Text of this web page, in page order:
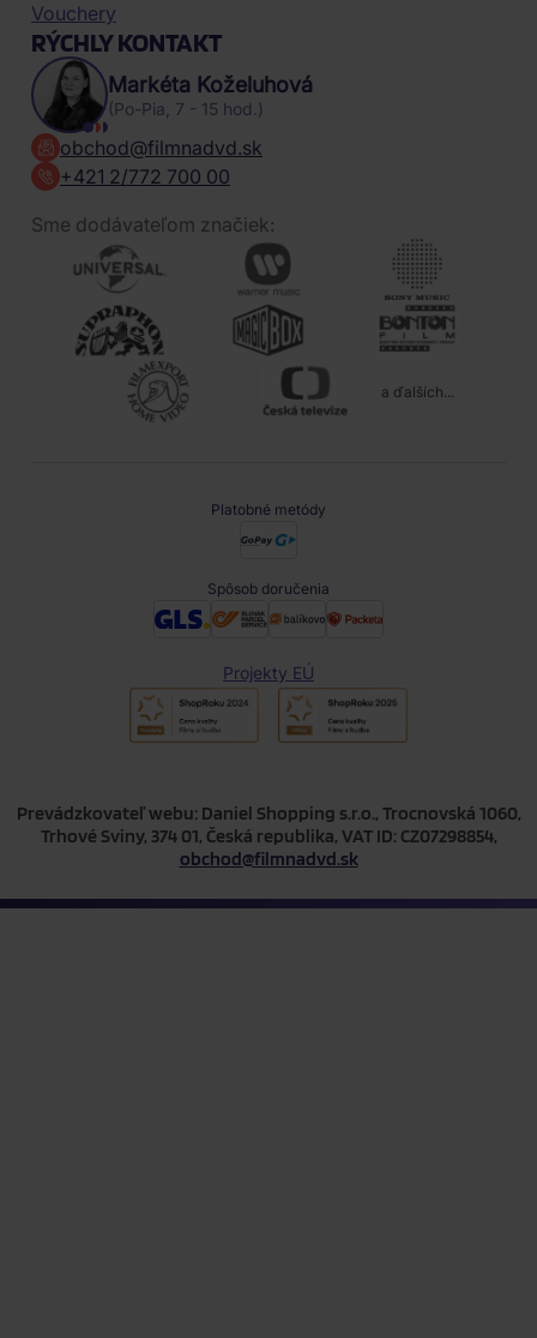
Vouchery
RÝCHLY KONTAKT
Markéta Koželuhová
(Po-Pia, 7 - 15 hod.)
obchod@filmnadvd.sk
+421 2/772 700 00
Sme dodávateľom značiek:
a ďalších...
Platobné metódy
Spôsob doručenia
Projekty EÚ
Prevádzkovateľ webu: Daniel Shopping s.r.o., Trocnovská 1060,
Trhové Sviny, 374 01, Česká republika, VAT ID: CZ07298854,
obchod@filmnadvd.sk